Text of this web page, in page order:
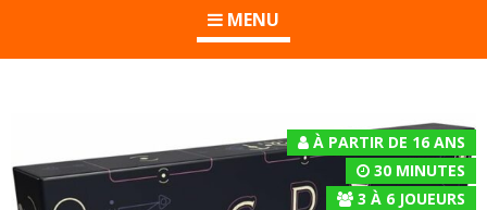
MENU
À PARTIR DE 16 ANS
30 MINUTES
3 À 6 JOUEURS